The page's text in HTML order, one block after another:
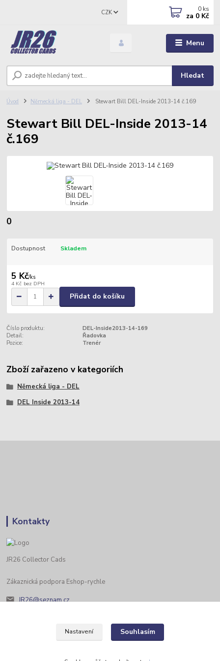
Menu
CZK
Hledat
0 ks
za 0 Kč
Úvod Německá liga - DEL Stewart Bill DEL-Inside 2013-14 č.169
Stewart Bill DEL-Inside 2013-14
č.169
0
Dostupnost Skladem
5 Kč/ks
4 Kč bez DPH
Přidat do košíku
Číslo produktu:
DEL-Inside2013-14-169
Detail:
Řadovka
Pozice:
Trenér
Zboží zařazeno v kategoriích
Německá liga - DEL
DEL Inside 2013-14
Kontakty
JR26 Collector Cads
Zákaznická podpora Eshop-rychle
JR26@seznam.cz
Nastavení Souhlasím